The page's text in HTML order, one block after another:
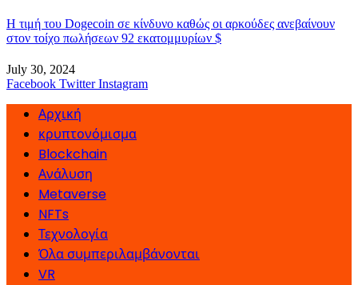
Η τιμή του Dogecoin σε κίνδυνο καθώς οι αρκούδες ανεβαίνουν
στον τοίχο πωλήσεων 92 εκατομμυρίων $
July 30, 2024
Facebook Twitter Instagram
Αρχική
κρυπτονόμισμα
Blockchain
Ανάλυση
Metaverse
NFTs
Τεχνολογία
Όλα συμπεριλαμβάνονται
VR